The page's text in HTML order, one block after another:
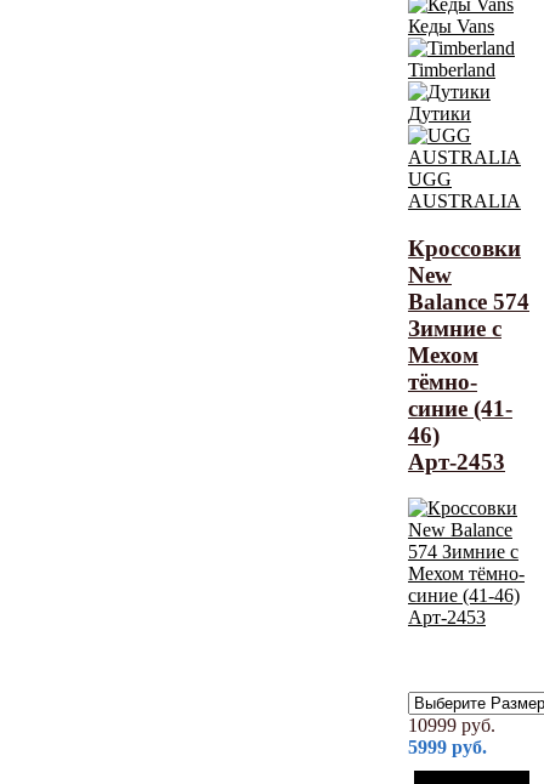
Кеды Vans
Timberland
Дутики
UGG
AUSTRALIA
Кроссовки
New
Balance 574
Зимние с
Мехом
тёмно-
синие (41-
46)
Арт-2453
10999 руб.
5999 руб.